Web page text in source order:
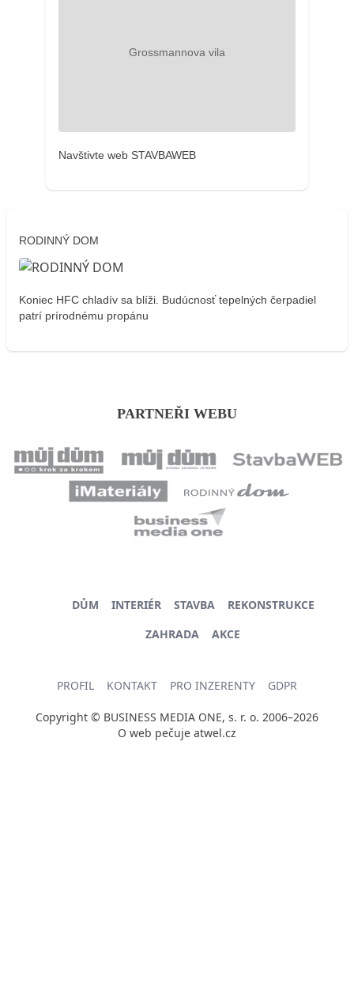
Navštivte web STAVBAWEB
RODINNÝ DOM
Koniec HFC chladív sa blíži. Budúcnosť tepelných čerpadiel
patrí prírodnému propánu
PARTNEŘI WEBU
DŮM INTERIÉR STAVBA
REKONSTRUKCE
ZAHRADA
AKCE
PROFIL KONTAKT PRO INZERENTY GDPR
Copyright © BUSINESS MEDIA ONE, s. r. o. 2006–2026